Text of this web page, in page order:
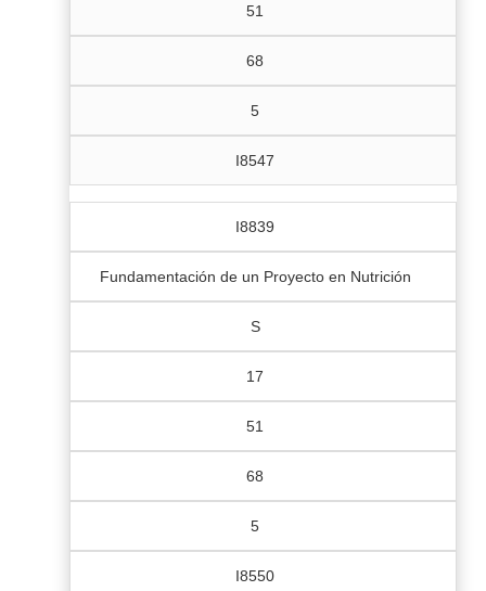
51
68
5
I8547
I8839
Fundamentación de un Proyecto en Nutrición
S
17
51
68
5
I8550